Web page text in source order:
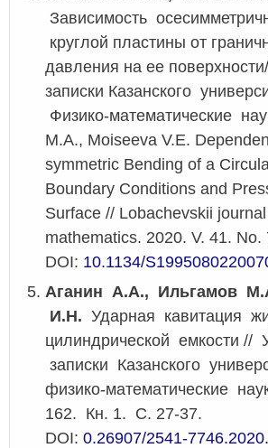
Зависимость
круглой пластины от
давления на ее
записки Казанского
Физико-математические
M.A., Moiseeva V.E.
symmetric Bending of a
Boundary Conditions and
Surface // Lobachevskii
mathematics. 2020. V. 41. No.
DOI: 10.1134/
Аганин А.А., Ильгамов
И.Н. Ударная кавитация
цилиндрической емкости //
записки Казанского
физико-математические
162. Кн. 1. С. 27-37.
DOI: 0.26907/2541-